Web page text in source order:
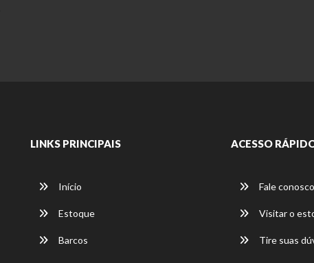
LINKS PRINCIPAIS
Início
Estoque
Barcos
ACESSO
Fale conosco
Visitar o
Tire suas